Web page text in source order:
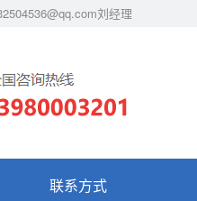
刘经理
联系方式